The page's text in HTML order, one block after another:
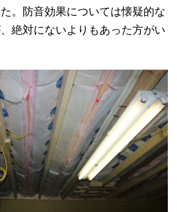
。防音効果については懐疑的な
絶対にないよりもあった方がい